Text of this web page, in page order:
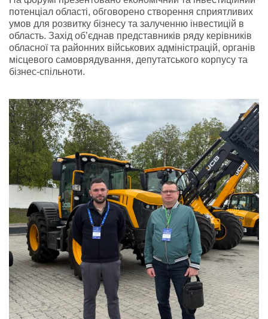
потенціал області, обговорено створення сприятливих
умов для розвитку бізнесу та залученню інвестицій в
область. Захід об’єднав представників ряду керівників
обласної та районних військових адміністрацій, органів
місцевого самоврядування, депутатського корпусу та
бізнес-спільноти.